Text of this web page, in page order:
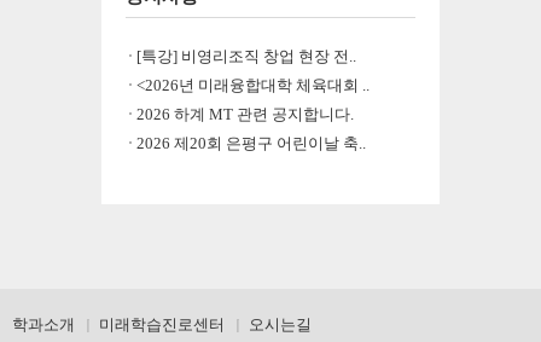
[특강] 비영리조직 창업 현장 전..
<2026년 미래융합대학 체육대회 ..
2026 하계 MT 관련 공지합니다.
2026 제20회 은평구 어린이날 축..
학과소개 미래학습진로센터 오시는길